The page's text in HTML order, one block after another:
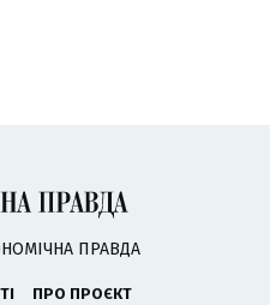
ПРАВДА
ПРО ПРОЄКТ